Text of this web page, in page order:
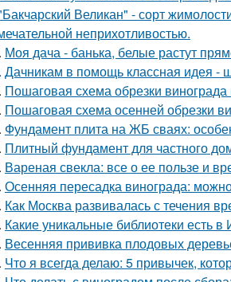
Великан" - сорт
неприхотливостью.
Моя дача - банька, белые растут
Дачникам в помощь классная идея -
Пошаговая схема обрезки
Пошаговая схема осенней обрезки
Фундамент плита на ЖБ сваях:
Плитный фундамент для частного
Вареная свекла: все о ее пользе и
Осенняя пересадка винограда:
Как Москва развивалась с течения
Какие уникальные библиотеки есть в
Весенняя прививка плодовых
Что я всегда делаю: 5 привычек,